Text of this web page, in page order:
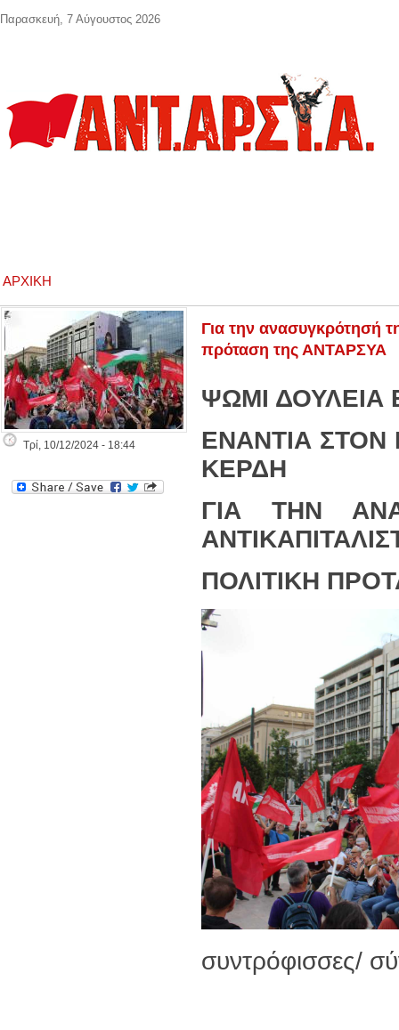
ΑΡΧΙΚΉ
Τρί, 10/12/2024 - 18:44
Για την ανασυγκρότησή
πρόταση της ΑΝΤΑΡΣΥΑ
ΨΩΜΙ ΔΟΥΛΕΙΑ
ΕΝΑΝΤΙΑ
ΚΕΡΔΗ
ΓΙΑ ΤΗΝ
ΠΟΛΙΤΙΚΗ
συντρόφισσες/
Παρασκευή, 7 Αύγουστος 2026